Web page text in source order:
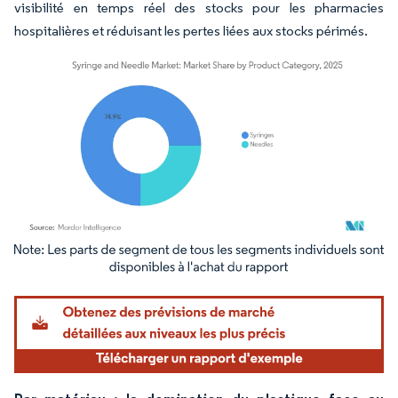
visibilité en temps réel des stocks pour les pharmacies
hospitalières et réduisant les pertes liées aux stocks périmés.
Image © Mordor Intelligence. La réutilisation nécessite une attribution sous CC BY